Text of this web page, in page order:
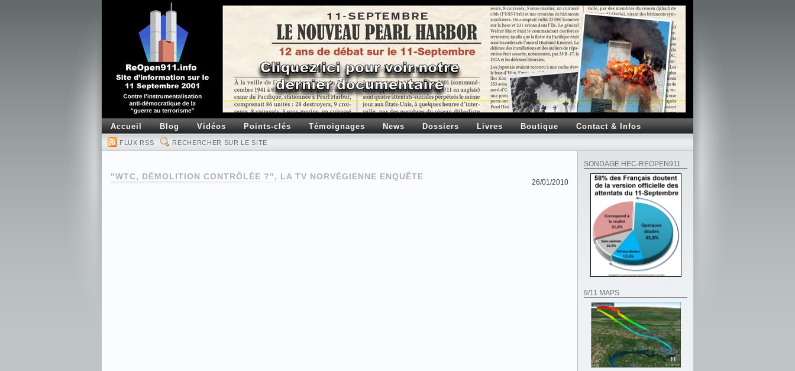
Accueil Blog Vidéos Points-clés Témoignages News Dossiers Livres Boutique Contact & Infos
FLUX RSS RECHERCHER SUR LE SITE
26/01/2010
"WTC, DÉMOLITION CONTRÔLÉE ?", LA TV NORVÉGIENNE ENQUÊTE
SONDAGE HEC-REOPEN911
9/11 MAPS